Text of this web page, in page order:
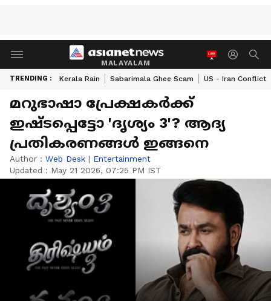
MALAYALAM
TRENDING : Kerala Rain Sabarimala Ghee Scam US - Iran Conflict
മറുഭാഷാ പ്രേക്ഷകര്‍ക്ക്
ഇഷ്ടപ്പെട്ടോ 'ദൃശ്യം 3'? ആദ്യ
പ്രതികരണങ്ങള്‍ ഇങ്ങനെ
Author : Web Desk | Entertainment
Updated : May 21 2026, 07:25 PM IST